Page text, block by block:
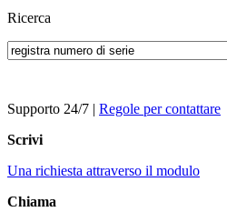
Ricerca
Supporto 24/7 | Regole per contattare
Scrivi
Una richiesta attraverso il modulo
Chiama